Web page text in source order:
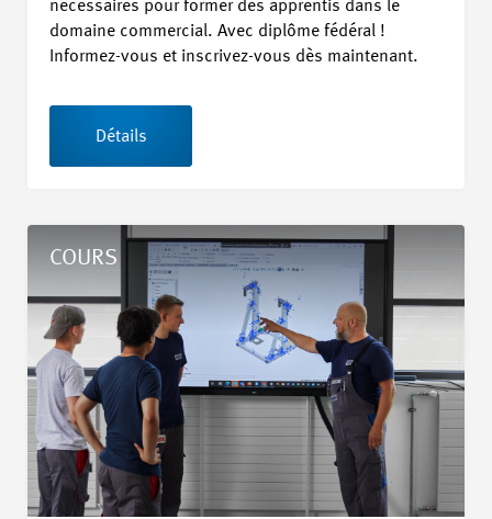
nécessaires pour former des apprentis dans le
domaine commercial. Avec diplôme fédéral !
Informez-vous et inscrivez-vous dès maintenant.
Détails
COURS
Détails Formation pour formateur/trice dans les entreprises